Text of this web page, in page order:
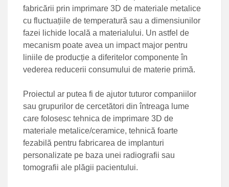
fabricării prin imprimare 3D de materiale metalice
cu fluctuațiile de temperatură sau a dimensiunilor
fazei lichide locală a materialului. Un astfel de
mecanism poate avea un impact major pentru
liniile de producție a diferitelor componente în
vederea reducerii consumului de materie primă.
Proiectul ar putea fi de ajutor tuturor companiilor
sau grupurilor de cercetători din întreaga lume
care folosesc tehnica de imprimare 3D de
materiale metalice/ceramice, tehnică foarte
fezabilă pentru fabricarea de implanturi
personalizate pe baza unei radiografii sau
tomografii ale plăgii pacientului.